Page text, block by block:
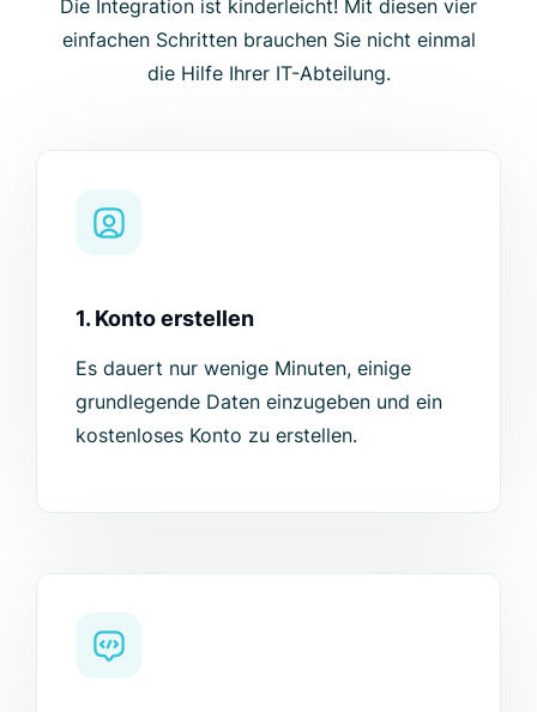
Die Integration ist kinderleicht! Mit diesen vier
einfachen Schritten brauchen Sie nicht einmal
die Hilfe Ihrer IT-Abteilung.
1. Konto erstellen
Es dauert nur wenige Minuten, einige
grundlegende Daten einzugeben und ein
kostenloses Konto zu erstellen.